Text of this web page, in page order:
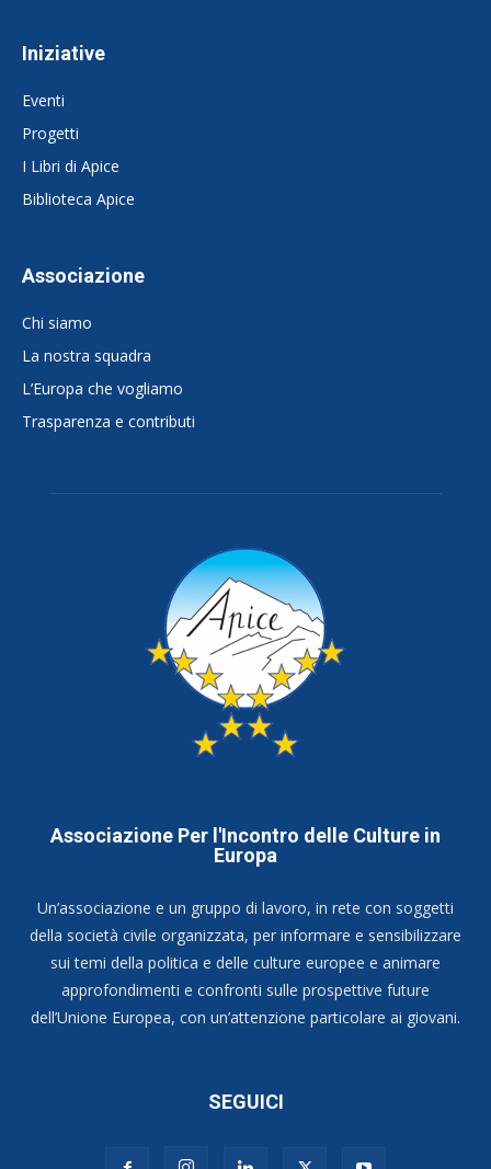
Iniziative
Eventi
Progetti
I Libri di Apice
Biblioteca Apice
Associazione
Chi siamo
La nostra squadra
L’Europa che vogliamo
Trasparenza e contributi
Associazione Per l'Incontro delle Culture in
Europa
Un’associazione e un gruppo di lavoro, in rete con soggetti
della società civile organizzata, per informare e sensibilizzare
sui temi della politica e delle culture europee e animare
approfondimenti e confronti sulle prospettive future
dell’Unione Europea, con un’attenzione particolare ai giovani.
SEGUICI